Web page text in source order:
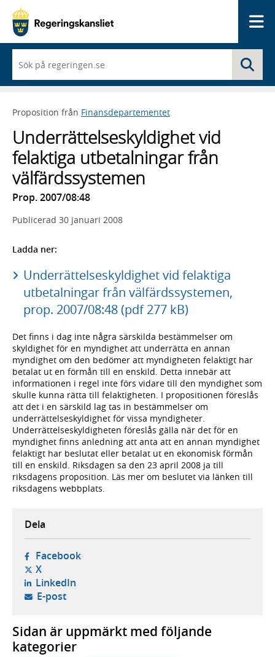
du
börjar
skriva
framträder
lista
med
sökförslag
Proposition från Finansdepartementet
Underrättelseskyldighet vid
felaktiga utbetalningar från
välfärdssystemen
Prop. 2007/08:48
Publicerad 30 januari 2008
Ladda ner:
Underrättelseskyldighet vid felaktiga
utbetalningar från välfärdssystemen,
prop. 2007/08:48 (pdf 277 kB)
Det finns i dag inte några särskilda bestämmelser om
skyldighet för en myndighet att underrätta en annan
myndighet om den bedömer att myndigheten felaktigt har
betalat ut en förmån till en enskild. Detta innebär att
informationen i regel inte förs vidare till den myndighet som
skulle kunna rätta till felaktigheten. I propositionen föreslås
att det i en särskild lag tas in bestämmelser om
underrättelseskyldighet för vissa myndigheter.
Underrättelseskyldigheten föreslås gälla när det för en
myndighet finns anledning att anta att en annan myndighet
felaktigt har beslutat eller betalat ut en ekonomisk förmån
till en enskild. Riksdagen sa den 23 april 2008 ja till
riksdagens proposition. Läs mer om beslutet via länken till
riksdagens webbplats.
Dela
Facebook- öppnas i ny flik, extern webbplats,
X- öppnas i ny flik, extern webbplats,
LinkedIn- öppnas i ny flik, extern webbplats,
E-post- öppnar din e-postklient,
Sidan är uppmärkt med följande
kategorier